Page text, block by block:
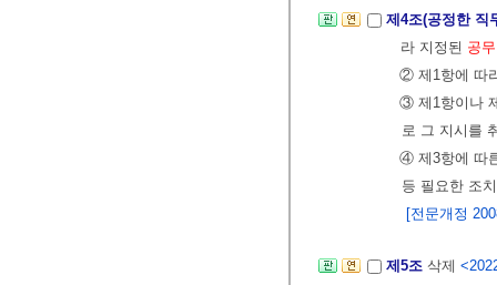
제4조(공정한 직
라 지정된 공
② 제1항에 따
③ 제1항이나
로 그 지시를
④ 제3항에 따
등 필요한 조
[전문개정
제5조 삭제